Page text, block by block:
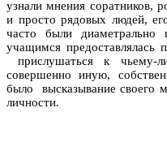
узнали мнения соратников,
и просто рядовых людей,
часто были диаметрально
учащимся предоставлялась
прислушаться к чьему-
совершенно иную,
было высказывание своего
личности.